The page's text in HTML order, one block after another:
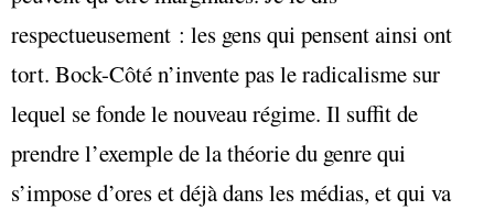
respectueusement : les gens qui pensent ainsi ont
tort. Bock-Côté n’invente pas le radicalisme sur
lequel se fonde le nouveau régime. Il suffit de
prendre l’exemple de la théorie du genre qui
s’impose d’ores et déjà dans les médias, et qui va